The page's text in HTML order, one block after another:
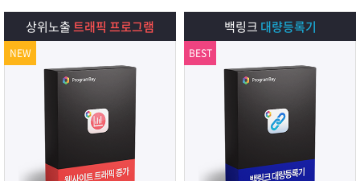
요
합
프
로
프
상위노출트래픽 프로그램
NEW
백링크 대량등록기
BEST